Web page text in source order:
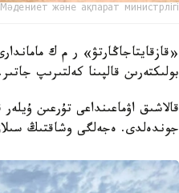
және ақпарат министрлігі
«قازقايتاجاڭارتۋ» ر م ك
بولىكتەرىن قالپىنا كەلتىرىپ جاتىر.
قالاشىق اۋماعىنداعى تۇرعىن
جوندەلدى. ەجەلگى وشاقتىڭ سىلاق